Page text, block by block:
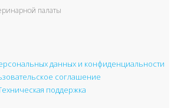
палаты
данных и конфиденциальности
соглашение
поддержка